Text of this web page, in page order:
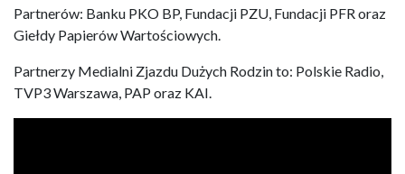
Partnerów: Banku PKO BP, Fundacji PZU, Fundacji PFR oraz
Giełdy Papierów Wartościowych.
Partnerzy Medialni Zjazdu Dużych Rodzin to: Polskie Radio,
TVP3 Warszawa, PAP oraz KAI.